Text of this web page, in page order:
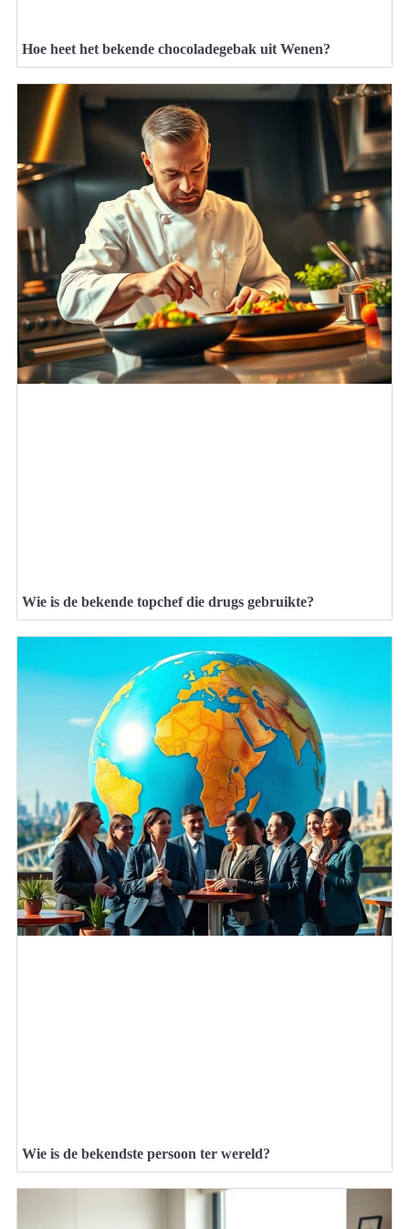
Hoe heet het bekende chocoladegebak uit Wenen?
Wie is de bekende topchef die drugs gebruikte?
Wie is de bekendste persoon ter wereld?